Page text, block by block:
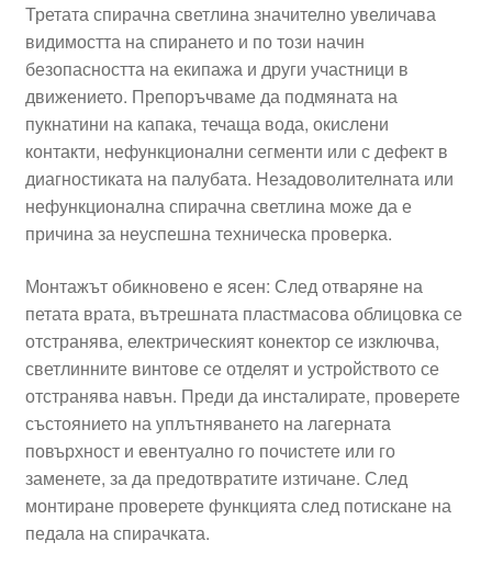
Третата спирачна светлина значително увеличава
видимостта на спирането и по този начин
безопасността на екипажа и други участници в
движението. Препоръчваме да подмяната на
пукнатини на капака, течаща вода, окислени
контакти, нефункционални сегменти или с дефект в
диагностиката на палубата. Незадоволителната или
нефункционална спирачна светлина може да е
причина за неуспешна техническа проверка.
Монтажът обикновено е ясен: След отваряне на
петата врата, вътрешната пластмасова облицовка се
отстранява, електрическият конектор се изключва,
светлинните винтове се отделят и устройството се
отстранява навън. Преди да инсталирате, проверете
състоянието на уплътняването на лагерната
повърхност и евентуално го почистете или го
заменете, за да предотвратите изтичане. След
монтиране проверете функцията след потискане на
педала на спирачката.